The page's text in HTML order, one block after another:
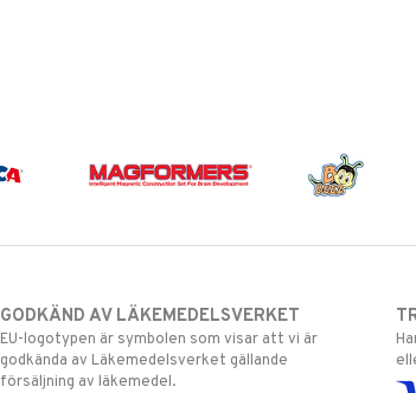
GODKÄND AV LÄKEMEDELSVERKET
EU-logotypen är symbolen som visar att vi är
godkända av Läkemedelsverket gällande
försäljning av läkemedel.